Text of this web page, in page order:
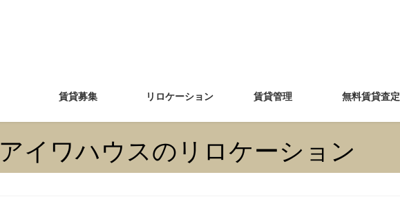
賃貸募集 リロケーション 賃貸管理 無料賃貸査定
アイワハウスのリロケーション